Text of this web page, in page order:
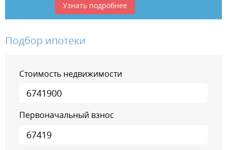
Узнать подробнее
Подбор ипотеки
Стоимость недвижимости
Первоначальный взнос